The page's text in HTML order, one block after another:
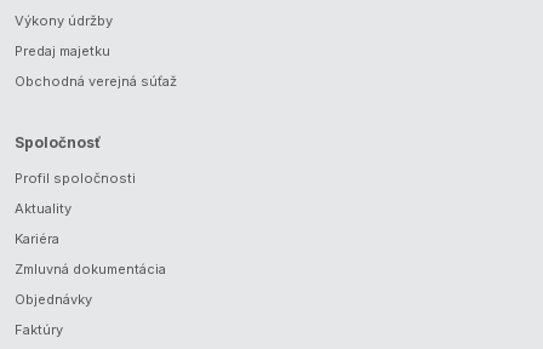
Výkony údržby
Predaj majetku
Obchodná verejná súťaž
Spoločnosť
Profil spoločnosti
Aktuality
Kariéra
Zmluvná dokumentácia
Objednávky
Faktúry